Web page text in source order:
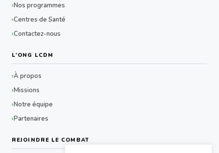
Nos programmes
Centres de Santé
Contactez-nous
L'ONG LCDM
À propos
Missions
Notre équipe
Partenaires
REJOINDRE LE COMBAT